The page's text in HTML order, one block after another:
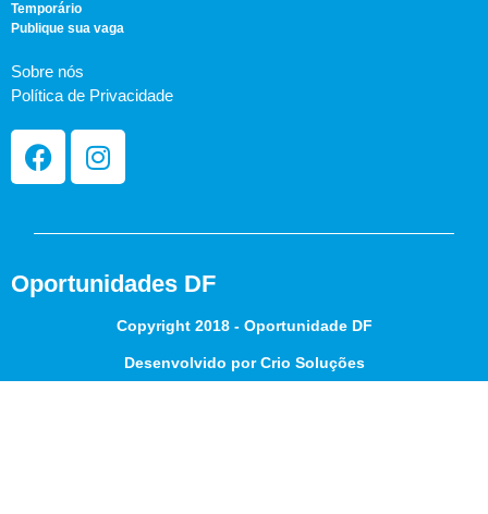
Temporário
Publique sua vaga
Sobre nós
Política de Privacidade
Oportunidades DF
Copyright 2018 - Oportunidade DF
Desenvolvido por Crio Soluções